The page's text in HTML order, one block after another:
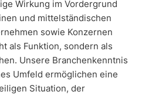
Wirkung im Vordergrund
und mittelständischen
sowie Konzernen
als Funktion, sondern als
Unsere Branchenkenntnis
Umfeld ermöglichen eine
Situation, der